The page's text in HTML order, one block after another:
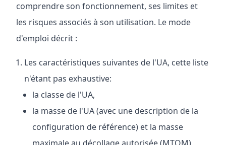
comprendre son fonctionnement, ses limites et
les risques associés à son utilisation. Le mode
d'emploi décrit :
Les caractéristiques suivantes de l'UA, cette liste
n'étant pas exhaustive:
la classe de l'UA,
la masse de l'UA (avec une description de la
configuration de référence) et la masse